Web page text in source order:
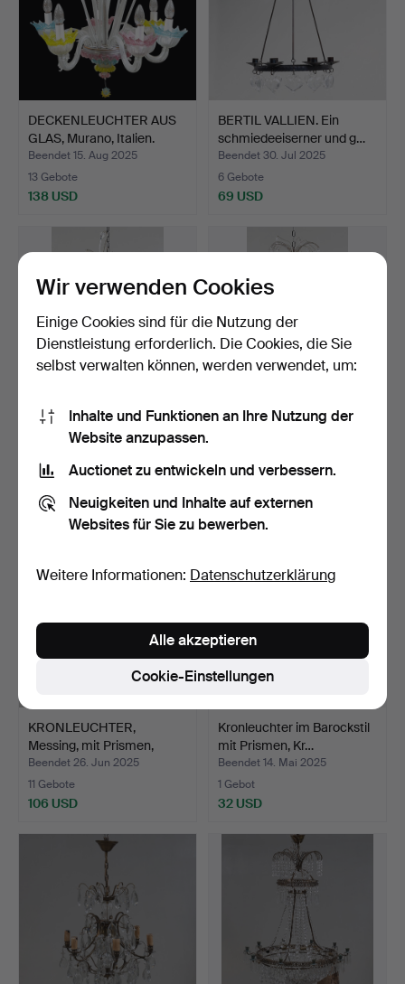
DECKENLEUCHTER AUS
GLAS, Murano, Italien.
Beendet 15. Aug 2025
13 Gebote
138 USD
BERTIL VALLIEN. Ein
schmiedeeiserner und g…
Beendet 30. Jul 2025
6 Gebote
69 USD
Ein Kronleuchter im
gustavianischen Stil, …
30 Gebote
303 USD
Kronleuchter im
317 USD
KRONLEUCHTER,
Messing, mit Prismen,
gustav…
Beendet 26. Jun 2025
11 Gebote
106 USD
Kronleuchter im Barockstil
mit Prismen, Kr…
Beendet 14. Mai 2025
1 Gebot
32 USD
Wir verwenden Cookies
Einige Cookies sind für die Nutzung der
Dienstleistung erforderlich. Die Cookies, die Sie
selbst verwalten können, werden verwendet, um:
Inhalte und Funktionen an Ihre Nutzung der
Website anzupassen.
Auctionet zu entwickeln und verbessern.
Neuigkeiten und Inhalte auf externen
Websites für Sie zu bewerben.
Weitere Informationen: Datenschutzerklärung
Cookie-Einstellungen
Alle akzeptieren